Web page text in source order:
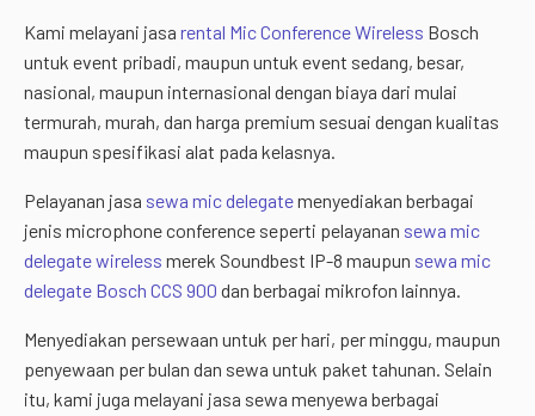
Kami melayani jasa rental Mic Conference Wireless Bosch
untuk event pribadi, maupun untuk event sedang, besar,
nasional, maupun internasional dengan biaya dari mulai
termurah, murah, dan harga premium sesuai dengan kualitas
maupun spesifikasi alat pada kelasnya.
Pelayanan jasa sewa mic delegatemenyediakan berbagai
jenis microphone conference seperti pelayanan sewa mic
delegate wireless merek Soundbest IP-8 maupun sewa mic
delegate Bosch CCS 900 dan berbagai mikrofon lainnya.
Menyediakan persewaan untuk per hari, per minggu, maupun
penyewaan per bulan dan sewa untuk paket tahunan. Selain
itu, kami juga melayani jasa sewa menyewa berbagai